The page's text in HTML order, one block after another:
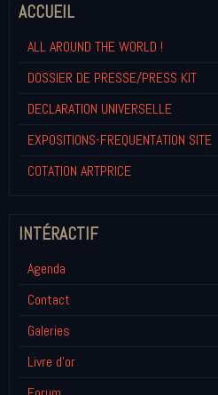
ACCUEIL
ALL AROUND THE WORLD !
DOSSIER DE PRESSE/PRESS KIT
DECLARATION UNIVERSELLE
EXPOSITIONS-FREQUENTATION SITE
COTATION ARTPRICE
INTÉRACTIF
Agenda
Contact
Galeries
Livre d'or